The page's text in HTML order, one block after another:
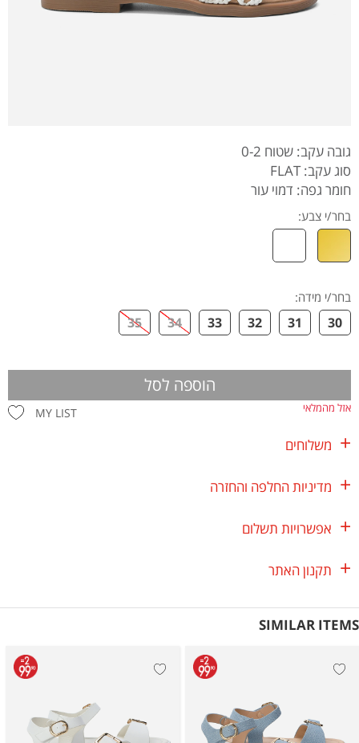
גובה עקב: שטוח 0-2
סוג עקב: FLAT
חומר גפה: דמוי עור
בחר/י צבע:
בחר/י מידה:
30
31
32
33
34
35
הוספה לסל
MY LIST אזל מהמלאי
משלוחים
מדיניות החלפה והחזרה
אפשרויות תשלום
תקנון האתר
SIMILAR ITEMS